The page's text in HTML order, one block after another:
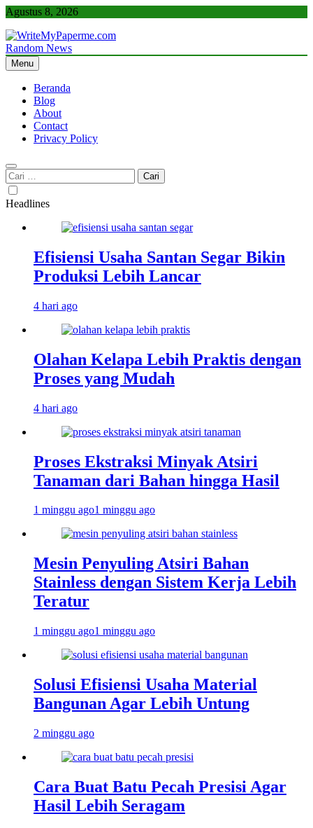
Skip
content
Agustus 8, 2026
WriteMyPaperme.com
Bisnis, Kuliner, Teknologi
Random News
Menu
Beranda
Blog
About
Contact
Privacy Policy
Cari
untuk:
Headlines
Efisiensi Usaha Santan Segar Bikin
Produksi Lebih Lancar
4 hari ago
Olahan Kelapa Lebih Praktis dengan
Proses yang Mudah
4 hari ago
Proses Ekstraksi Minyak Atsiri
Tanaman dari Bahan hingga Hasil
1 minggu ago1 minggu ago
Mesin Penyuling Atsiri Bahan
Stainless dengan Sistem Kerja Lebih
Teratur
1 minggu ago1 minggu ago
Solusi Efisiensi Usaha Material
Bangunan Agar Lebih Untung
2 minggu ago
Cara Buat Batu Pecah Presisi Agar
Hasil Lebih Seragam